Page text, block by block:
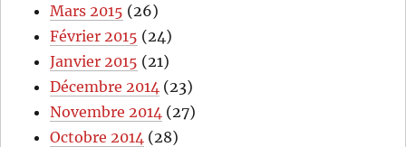
Mars 2015 (26)
Février 2015 (24)
Janvier 2015 (21)
Décembre 2014 (23)
Novembre 2014 (27)
Octobre 2014 (28)